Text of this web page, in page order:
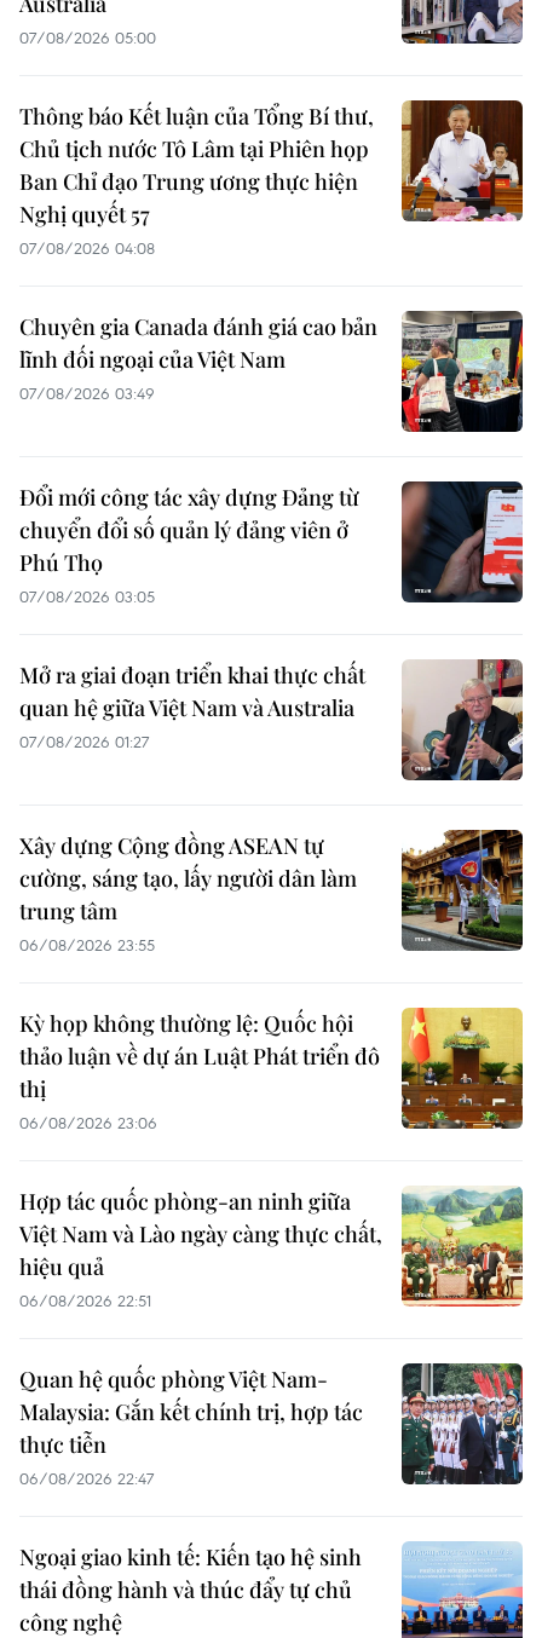
07/08/2026 05:00
Thông báo Kết luận của Tổng Bí thư,
Chủ tịch nước Tô Lâm tại Phiên họp
Ban Chỉ đạo Trung ương thực hiện
Nghị quyết 57
07/08/2026 04:08
Chuyên gia Canada đánh giá cao bản
lĩnh đối ngoại của Việt Nam
07/08/2026 03:49
Đổi mới công tác xây dựng Đảng từ
chuyển đổi số quản lý đảng viên ở
Phú Thọ
07/08/2026 03:05
Mở ra giai đoạn triển khai thực chất
quan hệ giữa Việt Nam và Australia
07/08/2026 01:27
Xây dựng Cộng đồng ASEAN tự
cường, sáng tạo, lấy người dân làm
trung tâm
06/08/2026 23:55
Kỳ họp không thường lệ: Quốc hội
thảo luận về dự án Luật Phát triển đô
thị
06/08/2026 23:06
Hợp tác quốc phòng-an ninh giữa
Việt Nam và Lào ngày càng thực chất,
hiệu quả
06/08/2026 22:51
Quan hệ quốc phòng Việt Nam-
Malaysia: Gắn kết chính trị, hợp tác
thực tiễn
06/08/2026 22:47
Ngoại giao kinh tế: Kiến tạo hệ sinh
thái đồng hành và thúc đẩy tự chủ
công nghệ